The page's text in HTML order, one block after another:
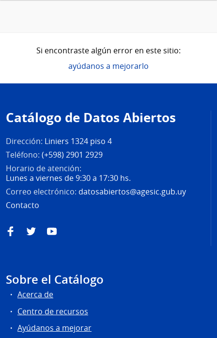
Si encontraste algún error en este sitio:
ayúdanos a mejorarlo
de
página
Catálogo de Datos Abiertos
Dirección: Liniers 1324 piso 4
Teléfono: (+598) 2901 2929
Horario de atención:
Lunes a viernes de 9:30 a 17:30 hs.
Correo electrónico: datosabiertos@agesic.gub.uy
Contacto
FacebookTwitterYouTube
Sobre el Catálogo
Acerca de
Centro de recursos
Ayúdanos a mejorar